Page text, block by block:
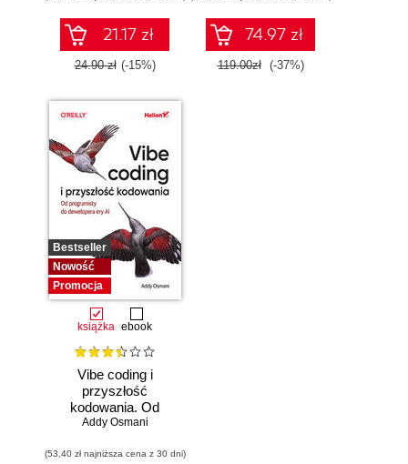
21.17 zł
24.90 zł (-15%)
środowiska
Jupyter. Wydanie
III
74.97 zł
119.00zł (-37%)
Bestseller
Nowość
Promocja
książka ebook
Vibe coding i
przyszłość
kodowania. Od
programisty do
Addy Osmani
(53,40 zł najniższa cena z 30 dni)